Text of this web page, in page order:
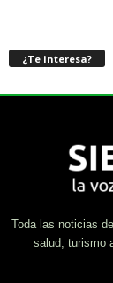
¿Te interesa?
Toda las noticias
salud, turismo